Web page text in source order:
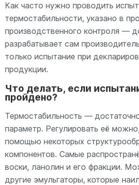
Как часто нужно проводить
термостабильности, указано в
производственного контроля —
разрабатывает сам
только испытание при
продукции.
Что делать, если
пройдено?
Термостабильность —
параметр. Регулировать её
помощью некоторых
компонентов. Самые
воски, ланолин и его фракции.
другие эмульгаторы, которые